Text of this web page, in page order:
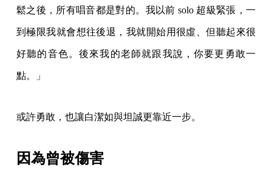
鬆之後，所有唱音都是對的。我以前 solo 超級緊張，一
到極限我就會想往後退，我就開始用很虛、但聽起來很
好聽的音色。後來我的老師就跟我說，你要更勇敢一
點。」
或許勇敢，也讓白潔如與坦誠更靠近一步。
因為曾被傷害